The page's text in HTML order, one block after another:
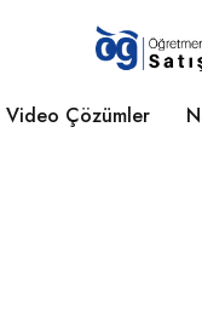
Video Çözümler